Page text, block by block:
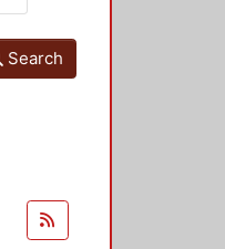
Search